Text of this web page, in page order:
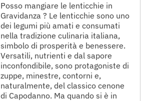
Posso mangiare le lenticchie in
Gravidanza ? Le lenticchie sono uno
dei legumi più amati e consumati
nella tradizione culinaria italiana,
simbolo di prosperità e benessere.
Versatili, nutrienti e dal sapore
inconfondibile, sono protagoniste di
zuppe, minestre, contorni e,
naturalmente, del classico cenone
di Capodanno. Ma quando si è in